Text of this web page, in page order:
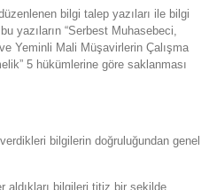
bilgi talep yazıları ile bilgi
yazıların “Serbest Muhasebeci,
Yeminli Mali Müşavirlerin Çalışma
5 hükümlerine göre saklanması
bilgilerin doğruluğundan genel
aldıkları bilgileri titiz bir şekilde